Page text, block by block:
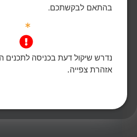
בהתאם לבקשתכם.
*
נדרש שיקול דעת בכניסה לתכנים
אזהרת צפייה.